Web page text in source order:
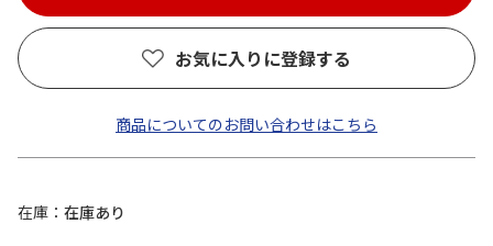
お気に入りに登録する
商品についてのお問い合わせはこちら
在庫
在庫あり